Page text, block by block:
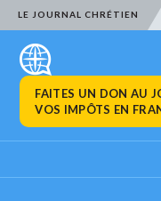
LE JOURNAL CHRÉTIEN
FAITES UN DON AU
VOS IMPÔTS EN